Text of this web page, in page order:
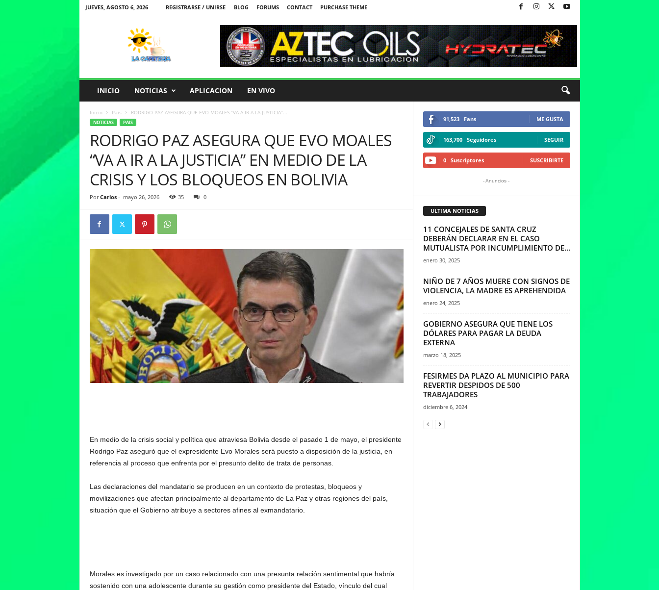
JUEVES, AGOSTO 6, 2026 REGISTRARSE / UNIRSE BLOG FORUMS CONTACT PURCHASE THEME
INICIO NOTICIAS APLICACION EN VIVO
Inicio Pais RODRIGO PAZ ASEGURA QUE EVO MOALES “VA A IR A LA JUSTICIA”...
NOTICIAS PAIS
RODRIGO PAZ ASEGURA QUE EVO MOALES
“VA A IR A LA JUSTICIA” EN MEDIO DE LA
CRISIS Y LOS BLOQUEOS EN BOLIVIA
Por Carlos- mayo 26, 2026 35 0
En medio de la crisis social y política que atraviesa Bolivia desde el pasado 1 de mayo, el presidente
Rodrigo Paz aseguró que el expresidente Evo Morales será puesto a disposición de la justicia, en
referencia al proceso que enfrenta por el presunto delito de trata de personas.
Las declaraciones del mandatario se producen en un contexto de protestas, bloqueos y
movilizaciones que afectan principalmente al departamento de La Paz y otras regiones del país,
situación que el Gobierno atribuye a sectores afines al exmandatario.
Morales es investigado por un caso relacionado con una presunta relación sentimental que habría
sostenido con una adolescente durante su gestión como presidente del Estado, vínculo del cual
91,523 Fans ME GUSTA
163,700 Seguidores SEGUIR
0 Suscriptores SUSCRIBIRTE
- Anuncios -
ULTIMA NOTICIAS
11 CONCEJALES DE SANTA CRUZ
DEBERÁN DECLARAR EN EL CASO
MUTUALISTA POR INCUMPLIMIENTO DE...
enero 30, 2025
NIÑO DE 7 AÑOS MUERE CON SIGNOS DE
VIOLENCIA, LA MADRE ES APREHENDIDA
enero 24, 2025
GOBIERNO ASEGURA QUE TIENE LOS
DÓLARES PARA PAGAR LA DEUDA
EXTERNA
marzo 18, 2025
FESIRMES DA PLAZO AL MUNICIPIO PARA
REVERTIR DESPIDOS DE 500
TRABAJADORES
diciembre 6, 2024